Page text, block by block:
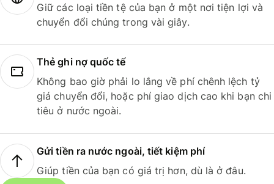
Giữ các loại tiền tệ của bạn ở một nơi tiện lợi và
chuyển đổi chúng trong vài giây.
Thẻ ghi nợ quốc tế
Không bao giờ phải lo lắng về phí chênh lệch tỷ
giá chuyển đổi, hoặc phí giao dịch cao khi bạn chi
tiêu ở nước ngoài.
Gửi tiền ra nước ngoài, tiết kiệm phí
Giúp tiền của bạn có giá trị hơn, dù là ở đâu.